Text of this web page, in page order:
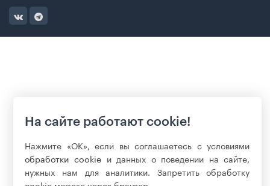
На сайте работают cookie!
Нажмите «ОК», если вы соглашаетесь с условиями
обработки cookie и данных о поведении на сайте,
нужных нам для аналитики. Запретить обработку